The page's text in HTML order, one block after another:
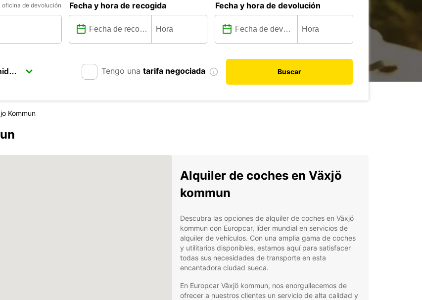
oficina de devolución Fecha y hora de recogida Fecha y hora de devolución
Tengo una tarifa negociada Buscar
Kommun
Alquiler de coches en Växjö
kommun
Descubra las opciones de alquiler de coches en Växjö
kommun con Europcar, líder mundial en servicios de
alquiler de vehículos. Con una amplia gama de coches
y utilitarios disponibles, estamos aquí para satisfacer
todas sus necesidades de transporte en esta
encantadora ciudad sueca.
En Europcar Växjö kommun, nos enorgullecemos de
ofrecer a nuestros clientes un servicio de alta calidad y